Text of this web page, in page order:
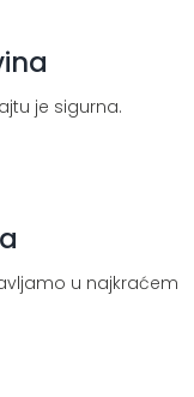
je sigurna.
u najkraćem